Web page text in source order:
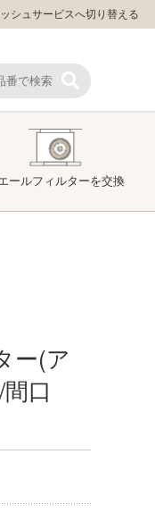
シュサービスへ切り替える
ールフィルターを交換
ー(ア
口